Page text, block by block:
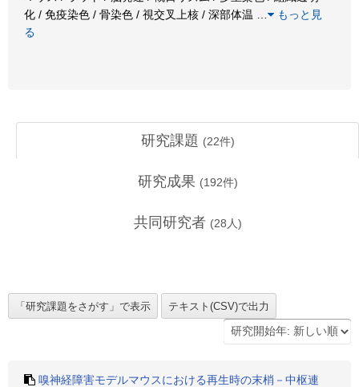
化 / 免疫染色 / 骨染色 / 視交叉上核 / 深部体温
もっと見
る
研究課題 (22件)
研究成果 (192件)
共同研究者 (28 人)
嗅神経障害モデルマウスにおける再生時の末梢－中枢連